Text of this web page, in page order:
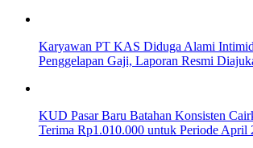
Karyawan PT KAS Diduga Alami
Penggelapan Gaji, Laporan Resmi
KUD Pasar Baru Batahan Konsisten
Terima Rp1.010.000 untuk Periode April